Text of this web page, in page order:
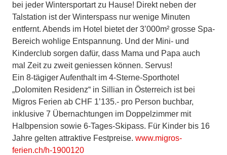
bei jeder Wintersportart zu Hause! Direkt neben der
Talstation ist der Winterspass nur wenige Minuten
entfernt. Abends im Hotel bietet der 3’000m² grosse Spa-
Bereich wohlige Entspannung. Und der Mini- und
Kinderclub sorgen dafür, dass Mama und Papa auch
mal Zeit zu zweit geniessen können. Servus!
Ein 8-tägiger Aufenthalt im 4-Sterne-Sporthotel
„Dolomiten Residenz“ in Sillian in Österreich ist bei
Migros Ferien ab CHF 1’135.- pro Person buchbar,
inklusive 7 Übernachtungen im Doppelzimmer mit
Halbpension sowie 6-Tages-Skipass. Für Kinder bis 16
Jahre gelten attraktive Festpreise. www.migros-
ferien.ch/h-1900120